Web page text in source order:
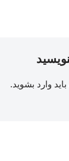
وارد بشوید.